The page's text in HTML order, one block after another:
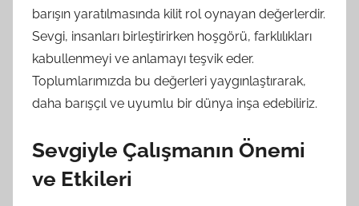
barışın yaratılmasında kilit rol oynayan değerlerdir.
Sevgi, insanları birleştirirken hoşgörü, farklılıkları
kabullenmeyi ve anlamayı teşvik eder.
Toplumlarımızda bu değerleri yaygınlaştırarak,
daha barışçıl ve uyumlu bir dünya inşa edebiliriz.
Sevgiyle Çalışmanın Önemi
ve Etkileri